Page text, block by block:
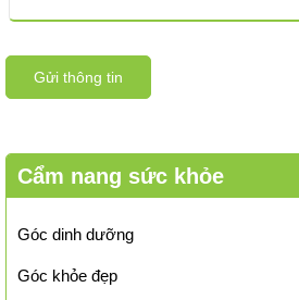
Gửi thông tin
Cẩm nang sức khỏe
Góc dinh dưỡng
Góc khỏe đẹp